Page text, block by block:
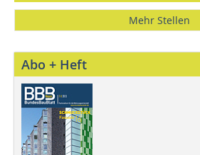
Mehr Stellen
Abo + Heft